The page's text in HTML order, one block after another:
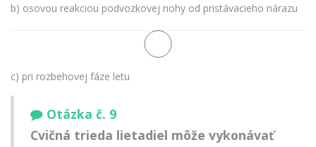
b) osovou reakciou podvozkovej nohy od pristávacieho nárazu
c) pri rozbehovej fáze letu
Otázka č. 9
Cvičná trieda lietadiel môže vykonávať